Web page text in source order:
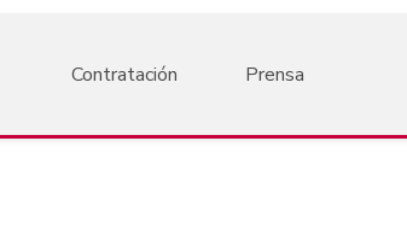
Contratación Prensa